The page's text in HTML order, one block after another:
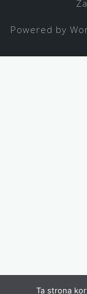
Powered by
Ta strona